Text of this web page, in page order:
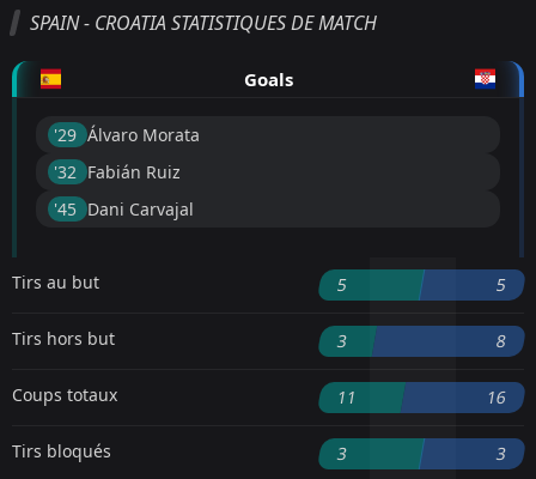
SPAIN - CROATIA STATISTIQUES DE MATCH
Goals
'29 ︎ Álvaro Morata
'32 ︎ Fabián Ruiz
'45 ︎ Dani Carvajal
Tirs au but 5 5
Tirs hors but 3 8
Coups totaux 11 16
Tirs bloqués 3 3